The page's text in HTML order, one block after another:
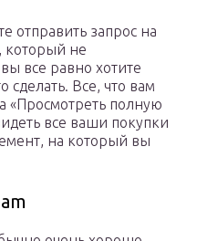
отправить запрос на
который не
все равно хотите
сделать. Все, что вам
«Просмотреть полную
все ваши покупки
на который вы